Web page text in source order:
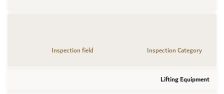
Inspection Category
Inspection field
Lifting Equipment